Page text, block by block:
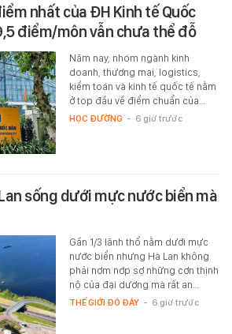
nhất của ĐH Kinh tế Quốc
điểm/môn vẫn chưa thể đỗ
Năm nay, nhóm ngành kinh
doanh, thương mại, logistics,
kiểm toán và kinh tế quốc tế nằm
ở top đầu về điểm chuẩn của…
HỌC ĐƯỜNG - 6 giờ trước
sống dưới mực nước biển mà
Gần 1/3 lãnh thổ nằm dưới mực
nước biển nhưng Hà Lan không
phải nơm nớp sợ những cơn thịnh
nộ của đại dương mà rất an…
THẾ GIỚI ĐÓ ĐÂY - 6 giờ trước